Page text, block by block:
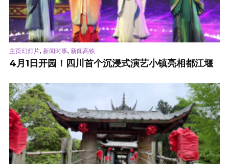
主页幻灯片, 新闻时事, 新闻高铁
4月1日开园！四川首个沉浸式演艺小镇亮相都江堰